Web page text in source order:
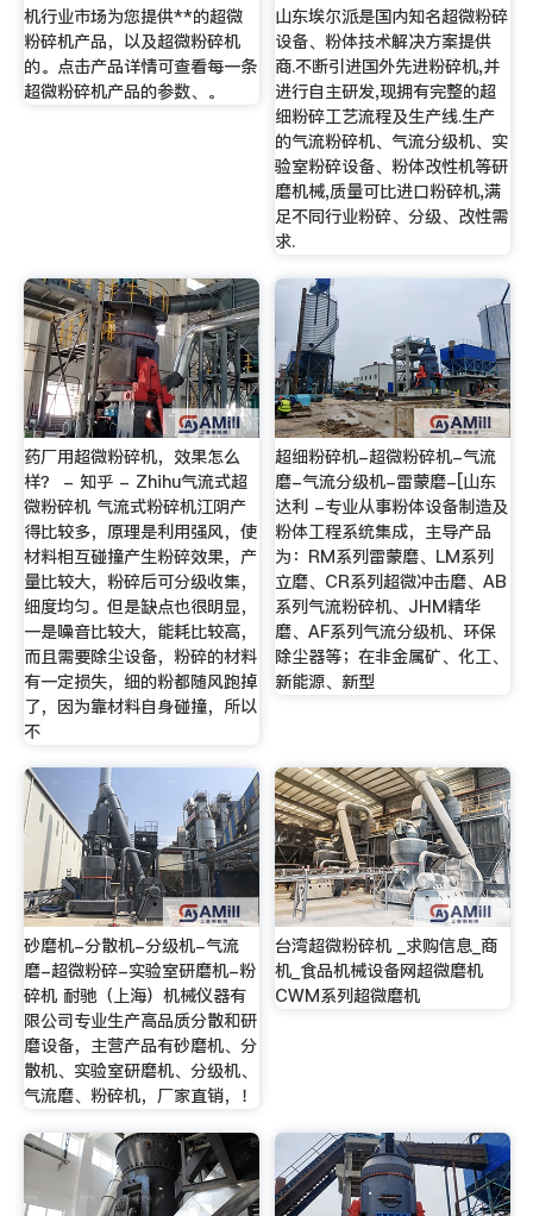
机行业市场为您提供**的超微
粉碎机产品，以及超微粉碎机
的。点击产品详情可查看每一条
超微粉碎机产品的参数、。
山东埃尔派是国内知名超微粉碎
设备、粉体技术解决方案提供
商.不断引进国外先进粉碎机,并
进行自主研发,现拥有完整的超
细粉碎工艺流程及生产线.生产
的气流粉碎机、气流分级机、实
验室粉碎设备、粉体改性机等研
磨机械,质量可比进口粉碎机,满
足不同行业粉碎、分级、改性需
求.
药厂用超微粉碎机，效果怎么
样？ - 知乎 - Zhihu气流式超
微粉碎机 气流式粉碎机江阴产
得比较多，原理是利用强风，使
材料相互碰撞产生粉碎效果，产
量比较大，粉碎后可分级收集，
细度均匀。但是缺点也很明显，
一是噪音比较大，能耗比较高，
而且需要除尘设备，粉碎的材料
有一定损失，细的粉都随风跑掉
了，因为靠材料自身碰撞，所以
不
超细粉碎机-超微粉碎机-气流
磨-气流分级机-雷蒙磨-[山东
达利 -专业从事粉体设备制造及
粉体工程系统集成，主导产品
为：RM系列雷蒙磨、LM系列
立磨、CR系列超微冲击磨、AB
系列气流粉碎机、JHM精华
磨、AF系列气流分级机、环保
除尘器等；在非金属矿、化工、
新能源、新型
砂磨机-分散机-分级机-气流
磨-超微粉碎-实验室研磨机-粉
碎机 耐驰（上海）机械仪器有
限公司专业生产高品质分散和研
磨设备，主营产品有砂磨机、分
散机、实验室研磨机、分级机、
气流磨、粉碎机，厂家直销，！
台湾超微粉碎机 _求购信息_商
机_食品机械设备网超微磨机
CWM系列超微磨机